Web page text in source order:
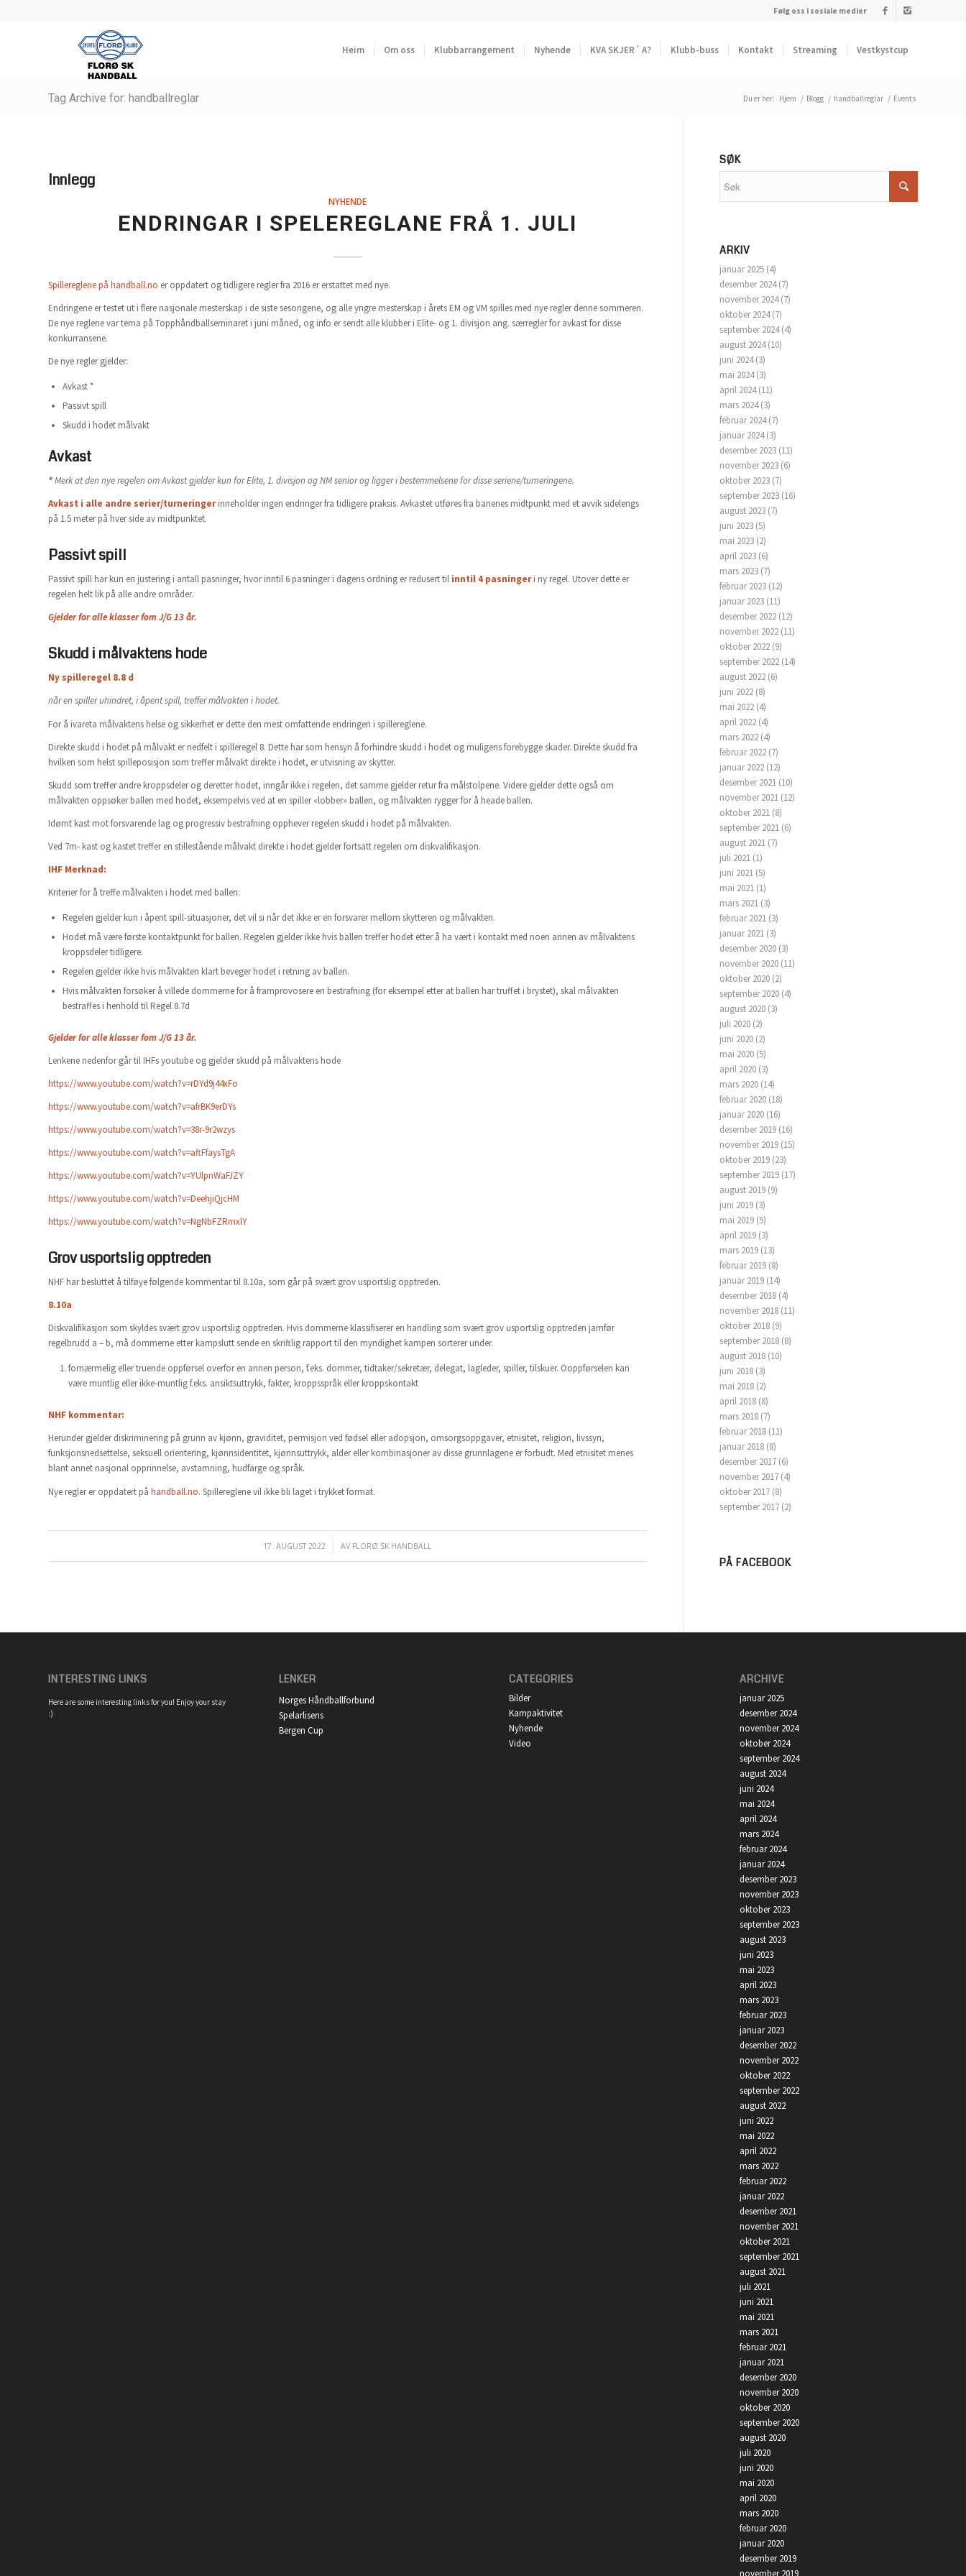
Følg oss i sosiale medier
Heim Om oss Klubbarrangement Nyhende KVA SKJER´ A? Klubb-buss Kontakt Streaming Vestkystcup
Tag Archive for: handballreglar Du er her: Hjem / Blogg / handballreglar / Events
Innlegg
NYHENDE
ENDRINGAR I SPELEREGLANE FRÅ 1. JULI
Spillereglene på handball.no er oppdatert og tidligere regler fra 2016 er erstattet med nye.
Endringene er testet ut i flere nasjonale mesterskap i de siste sesongene, og alle yngre mesterskap i årets EM og VM spilles med nye regler denne sommeren.
De nye reglene var tema på Topphåndballseminaret i juni måned, og info er sendt alle klubber i Elite- og 1. divisjon ang. særregler for avkast for disse
konkurransene.
De nye regler gjelder:
Avkast *
Passivt spill
Skudd i hodet målvakt
Avkast
*Merk at den nye regelen om Avkast gjelder kun for Elite, 1. divisjon og NM senior og ligger i bestemmelsene for disse seriene/turneringene.
Avkast i alle andre serier/turneringerinneholder ingen endringer fra tidligere praksis. Avkastet utføres fra banenes midtpunkt med et avvik sidelengs
på 1.5 meter på hver side av midtpunktet.
Passivt spill
Passivt spill har kun en justering i antall pasninger, hvor inntil 6 pasninger i dagens ordning er redusert til inntil 4 pasningeri ny regel. Utover dette er
regelen helt lik på alle andre områder.
Gjelder for alle klasser fom J/G 13 år.
Skudd i målvaktens hode
Ny spilleregel 8.8 d
når en spiller uhindret, i åpent spill, treffer målvakten i hodet.
For å ivareta målvaktens helse og sikkerhet er dette den mest omfattende endringen i spillereglene.
Direkte skudd i hodet på målvakt er nedfelt i spilleregel 8. Dette har som hensyn å forhindre skudd i hodet og muligens forebygge skader. Direkte skudd fra
hvilken som helst spilleposisjon som treffer målvakt direkte i hodet, er utvisning av skytter.
Skudd som treffer andre kroppsdeler og deretter hodet, inngår ikke i regelen, det samme gjelder retur fra målstolpene. Videre gjelder dette også om
målvakten oppsøker ballen med hodet, eksempelvis ved at en spiller «lobber» ballen, og målvakten rygger for å heade ballen.
Idømt kast mot forsvarende lag og progressiv bestrafning opphever regelen skudd i hodet på målvakten.
Ved 7m- kast og kastet treffer en stillestående målvakt direkte i hodet gjelder fortsatt regelen om diskvalifikasjon.
IHF Merknad:
Kriterier for å treffe målvakten i hodet med ballen:
Regelen gjelder kun i åpent spill-situasjoner, det vil si når det ikke er en forsvarer mellom skytteren og målvakten.
Hodet må være første kontaktpunkt for ballen. Regelen gjelder ikke hvis ballen treffer hodet etter å ha vært i kontakt med noen annen av målvaktens
kroppsdeler tidligere.
Regelen gjelder ikke hvis målvakten klart beveger hodet i retning av ballen.
Hvis målvakten forsøker å villede dommerne for å framprovosere en bestrafning (for eksempel etter at ballen har truffet i brystet), skal målvakten
bestraffes i henhold til Regel 8.7d
Gjelder for alle klasser fom J/G 13 år.
Lenkene nedenfor går til IHFs youtube og gjelder skudd på målvaktens hode
https://www.youtube.com/watch?v=rDYd9j44xFo
https://www.youtube.com/watch?v=afrBK9erDYs
https://www.youtube.com/watch?v=38r-9r2wzys
https://www.youtube.com/watch?v=aftFfaysTgA
https://www.youtube.com/watch?v=YUlpnWaFJZY
https://www.youtube.com/watch?v=DeehjiQjcHM
https://www.youtube.com/watch?v=NgNbFZRmxlY
Grov usportslig opptreden
NHF har besluttet å tilføye følgende kommentar til 8.10a, som går på svært grov usportslig opptreden.
8.10a
Diskvalifikasjon som skyldes svært grov usportslig opptreden. Hvis dommerne klassifiserer en handling som svært grov usportslig opptreden jamfør
regelbrudd a – b, må dommerne etter kampslutt sende en skriftlig rapport til den myndighet kampen sorterer under.
fornærmelig eller truende oppførsel overfor en annen person, f.eks. dommer, tidtaker/sekretær, delegat, lagleder, spiller, tilskuer. Ooppførselen kan
være muntlig eller ikke-muntlig f.eks. ansiktsuttrykk, fakter, kroppsspråk eller kroppskontakt
NHF kommentar:
Herunder gjelder diskriminering på grunn av kjønn, graviditet, permisjon ved fødsel eller adopsjon, omsorgsoppgaver, etnisitet, religion, livssyn,
funksjonsnedsettelse, seksuell orientering, kjønnsidentitet, kjønnsuttrykk, alder eller kombinasjoner av disse grunnlagene er forbudt. Med etnisitet menes
blant annet nasjonal opprinnelse, avstamning, hudfarge og språk.
Nye regler er oppdatert på handball.no. Spillereglene vil ikke bli laget i trykket format.
17. AUGUST 2022
/ AV FLORØ SK HANDBALL
SØK
ARKIV
januar 2025 (4)
desember 2024(7)
november 2024(7)
oktober 2024(7)
september 2024(4)
august 2024(10)
juni 2024(3)
mai 2024(3)
april 2024(11)
mars 2024(3)
februar 2024(7)
januar 2024(3)
desember 2023 (11)
november 2023 (6)
oktober 2023 (7)
september 2023 (16)
august 2023 (7)
juni 2023 (5)
mai 2023 (2)
april 2023 (6)
mars 2023 (7)
februar 2023 (12)
januar 2023 (11)
desember 2022 (12)
november 2022 (11)
oktober 2022 (9)
september 2022 (14)
august 2022 (6)
juni 2022 (8)
mai 2022 (4)
april 2022 (4)
mars 2022 (4)
februar 2022 (7)
januar 2022 (12)
desember 2021 (10)
november 2021 (12)
oktober 2021 (8)
september 2021 (6)
august 2021 (7)
juli 2021 (1)
juni 2021 (5)
mai 2021 (1)
mars 2021 (3)
februar 2021 (3)
januar 2021 (3)
desember 2020 (3)
november 2020 (11)
oktober 2020 (2)
september 2020 (4)
august 2020 (3)
juli 2020 (2)
juni 2020 (2)
mai 2020 (5)
april 2020 (3)
mars 2020 (14)
februar 2020 (18)
januar 2020 (16)
desember 2019 (16)
november 2019 (15)
oktober 2019 (23)
september 2019 (17)
august 2019 (9)
juni 2019 (3)
mai 2019 (5)
april 2019 (3)
mars 2019 (13)
februar 2019 (8)
januar 2019 (14)
desember 2018 (4)
november 2018 (11)
oktober 2018 (9)
september 2018 (8)
august 2018 (10)
juni 2018 (3)
mai 2018 (2)
april 2018 (8)
mars 2018 (7)
februar 2018 (11)
januar 2018 (8)
desember 2017 (6)
november 2017 (4)
oktober 2017 (8)
september 2017 (2)
PÅ FACEBOOK
INTERESTING LINKS
Here are some interesting links for you! Enjoy your stay
:)
LENKER
Norges Håndballforbund
Spelarlisens
Bergen Cup
CATEGORIES
Bilder
Kampaktivitet
Nyhende
Video
ARCHIVE
januar 2025
desember 2024
november 2024
oktober 2024
september 2024
august 2024
juni 2024
mai 2024
april 2024
mars 2024
februar 2024
januar 2024
desember 2023
november 2023
oktober 2023
september 2023
august 2023
juni 2023
mai 2023
april 2023
mars 2023
februar 2023
januar 2023
desember 2022
november 2022
oktober 2022
september 2022
august 2022
juni 2022
mai 2022
april 2022
mars 2022
februar 2022
januar 2022
desember 2021
november 2021
oktober 2021
september 2021
august 2021
juli 2021
juni 2021
mai 2021
mars 2021
februar 2021
januar 2021
desember 2020
november 2020
oktober 2020
september 2020
august 2020
juli 2020
juni 2020
mai 2020
april 2020
mars 2020
februar 2020
januar 2020
desember 2019
november 2019